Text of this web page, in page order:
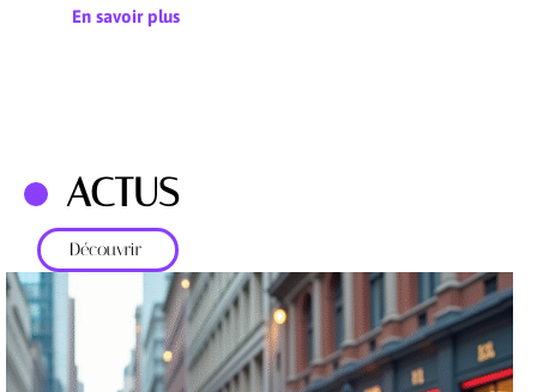
En savoir plus
ACTUS
Découvrir